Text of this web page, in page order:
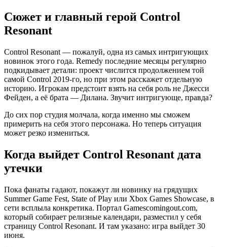
Сюжет и главный герой Control
Resonant
Control Resonant — пожалуй, одна из самых интригующих
новинок этого года. Remedy последние месяцы регулярно
подкидывает детали: проект числится продолжением той
самой Control 2019-го, но при этом расскажет отдельную
историю. Игрокам предстоит взять на себя роль не Джесси
Фейден, а её брата — Дилана. Звучит интригующе, правда?
До сих пор студия молчала, когда именно мы сможем
примерить на себя этого персонажа. Но теперь ситуация
может резко измениться.
Когда выйдет Control Resonant дата
утечки
Пока фанаты гадают, покажут ли новинку на грядущих
Summer Game Fest, State of Play или Xbox Games Showcase, в
сети всплыла конкретика. Портал Gamescomingout.com,
который собирает релизные календари, разместил у себя
страницу Control Resonant. И там указано: игра выйдет 30
июня.